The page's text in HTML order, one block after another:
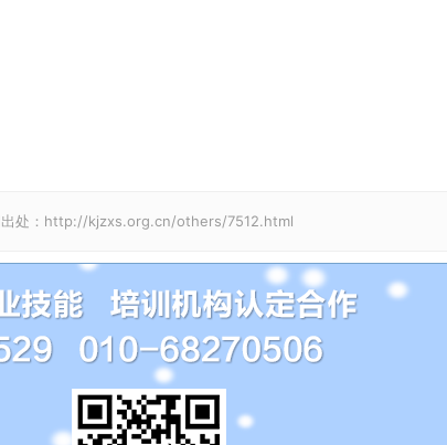
出处：http://kjzxs.org.cn/others/7512.html